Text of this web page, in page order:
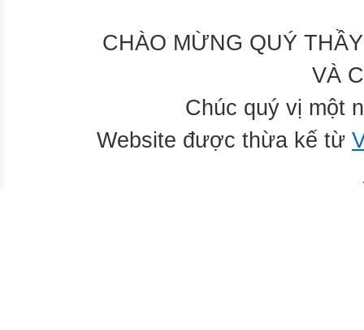
CHÀO MỪNG QUÝ
VÀ
Chúc quý vị một
Website được thừa kế từ